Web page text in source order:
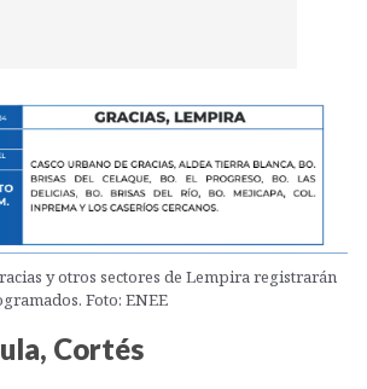
y otros sectores de Lempira registrarán
Foto: ENEE
Cortés